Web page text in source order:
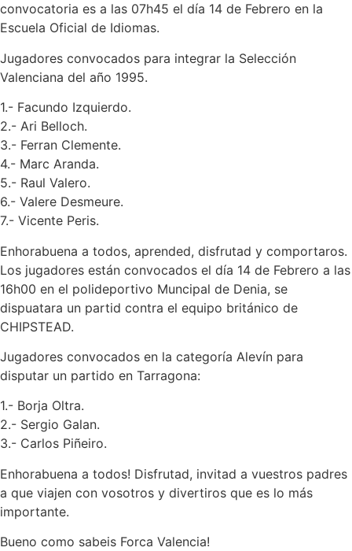
convocatoria es a las 07h45 el día 14 de Febrero en la
Escuela Oficial de Idiomas.
Jugadores convocados para integrar la Selección
Valenciana del año 1995.
1.- Facundo Izquierdo.
2.- Ari Belloch.
3.- Ferran Clemente.
4.- Marc Aranda.
5.- Raul Valero.
6.- Valere Desmeure.
7.- Vicente Peris.
Enhorabuena a todos, aprended, disfrutad y comportaros.
Los jugadores están convocados el día 14 de Febrero a las
16h00 en el polideportivo Muncipal de Denia, se
dispuatara un partid contra el equipo británico de
CHIPSTEAD.
Jugadores convocados en la categoría Alevín para
disputar un partido en Tarragona:
1.- Borja Oltra.
2.- Sergio Galan.
3.- Carlos Piñeiro.
Enhorabuena a todos! Disfrutad, invitad a vuestros padres
a que viajen con vosotros y divertiros que es lo más
importante.
Bueno como sabeis Forca Valencia!